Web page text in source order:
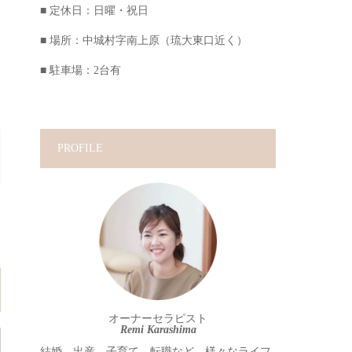
■ 定休日：日曜・祝日
■ 場所：中城村字南上原（琉大東口近く）
■ 駐車場：2台有
PROFILE
オーナーセラピスト
Remi Karashima